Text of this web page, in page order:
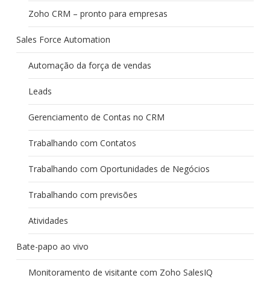
Zoho CRM – pronto para empresas
Sales Force Automation
Automação da força de vendas
Leads
Gerenciamento de Contas no CRM
Trabalhando com Contatos
Trabalhando com Oportunidades de Negócios
Trabalhando com previsões
Atividades
Bate-papo ao vivo
Monitoramento de visitante com Zoho SalesIQ